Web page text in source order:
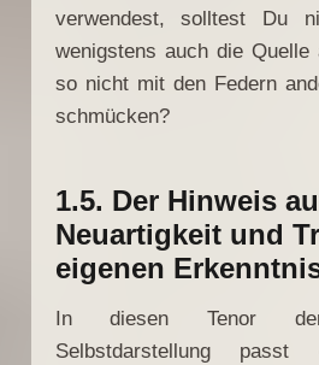
verwendest, solltest Du
wenigstens auch die Quelle
so nicht mit den Federn
schmücken?
1.5. Der Hinweis
Neuartigkeit und
eigenen
In diesen Tenor der
Selbstdarstellung passt